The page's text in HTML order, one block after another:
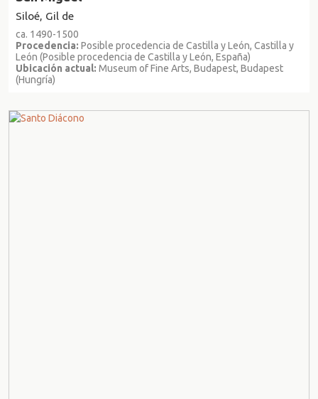
Siloé, Gil de
ca. 1490-1500
Procedencia: Posible procedencia de Castilla y León, Castilla y
León (Posible procedencia de Castilla y León, España)
Ubicación actual: Museum of Fine Arts, Budapest, Budapest
(Hungría)